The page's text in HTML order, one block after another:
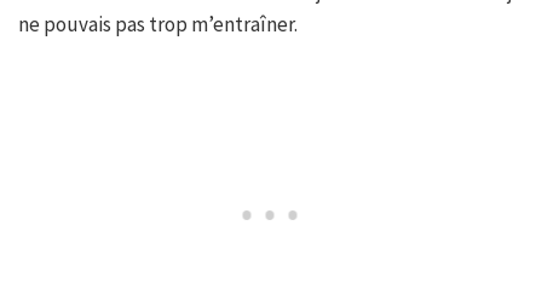
ne pouvais pas trop m’entraîner.